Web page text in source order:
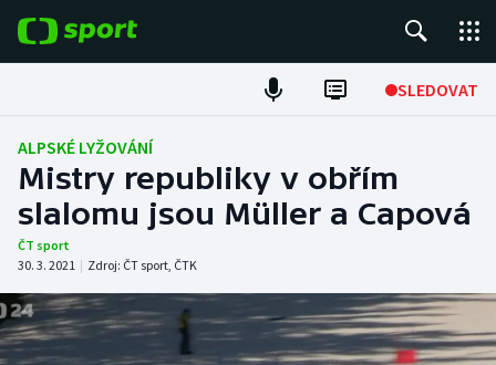
SLEDOVAT
Fotbal
Hokej
Tenis
Atletika
Cyklistika
ALPSKÉ LYŽOVÁNÍ
Mistry republiky v obřím
slalomu jsou Müller a Capová
ČT sport
30. 3. 2021 | Zdroj: ČT sport, ČTK